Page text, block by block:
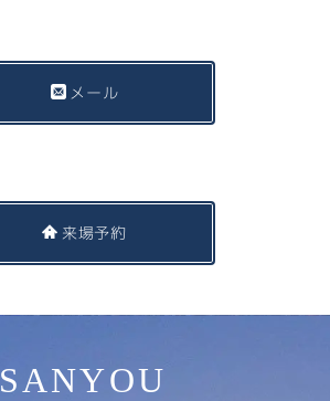
メール
来場予約
SANYOU